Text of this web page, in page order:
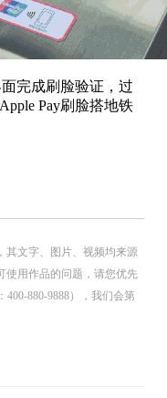
完成刷脸验证，过
Pay刷脸搭地铁
其文字、图片、视频均来源
使用作品的问题，请您优先
400-880-9888），我们会第